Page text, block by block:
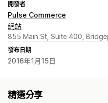
開發者
Pulse Commerce
網站
855 Main St, Suite 400,
發布日期
2016年1月15日
精選分享